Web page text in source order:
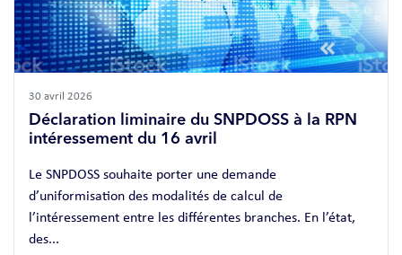
30 avril 2026
Déclaration liminaire du SNPDOSS à la RPN
intéressement du 16 avril
Le SNPDOSS souhaite porter une demande
d’uniformisation des modalités de calcul de
l’intéressement entre les différentes branches. En l’état,
des...